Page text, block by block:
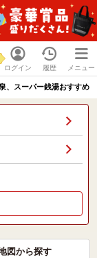
ログイン 履歴 メニュー
、スーパー銭湯おすすめ
図から探す